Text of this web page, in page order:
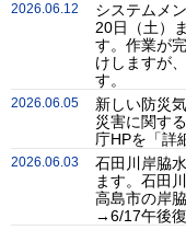
2026.06.12
システムメ
20日（土）
す。作業が
けしますが
す。
2026.06.05
新しい防災
災害に関す
庁HPを「詳
2026.06.03
石田川岸脇
ます。石田
高島市の岸
→6/17午後復